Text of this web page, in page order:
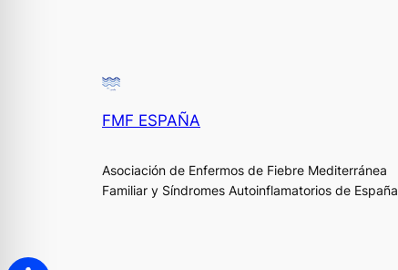
FMF ESPAÑA
Asociación de Enfermos de Fiebre Mediterránea
Familiar y Síndromes Autoinflamatorios de España